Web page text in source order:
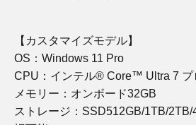
【カスタマイズモデル】
OS：Windows 11 Pro
CPU：インテル® Core™ Ultra 7 プ
メモリー：オンボード32GB
ストレージ：SSD512GB/1TB/